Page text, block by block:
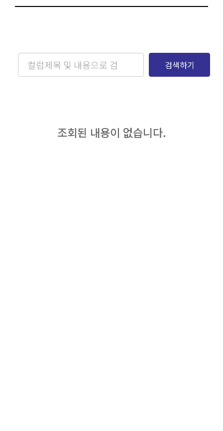
검색하기
조회된 내용이 없습니다.​